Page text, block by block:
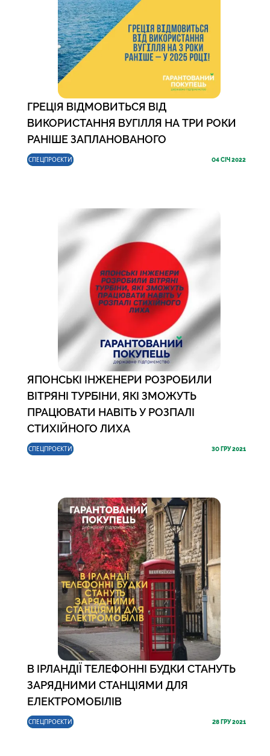
СПЕЦПРОЄКТИ 04СІЧ 2022
ГРЕЦІЯ ВІДМОВИТЬСЯ ВІД
ВИКОРИСТАННЯ ВУГІЛЛЯ НА ТРИ РОКИ
РАНІШЕ ЗАПЛАНОВАНОГО
СПЕЦПРОЄКТИ 30ГРУ 2021
ЯПОНСЬКІ ІНЖЕНЕРИ РОЗРОБИЛИ
ВІТРЯНІ ТУРБІНИ, ЯКІ ЗМОЖУТЬ
ПРАЦЮВАТИ НАВІТЬ У РОЗПАЛІ
СТИХІЙНОГО ЛИХА
СПЕЦПРОЄКТИ 28ГРУ 2021
В ІРЛАНДІЇ ТЕЛЕФОННІ БУДКИ СТАНУТЬ
ЗАРЯДНИМИ СТАНЦІЯМИ ДЛЯ
ЕЛЕКТРОМОБІЛІВ